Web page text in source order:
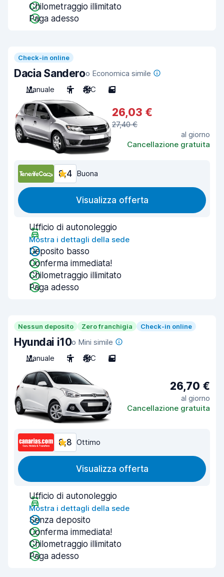
Chilometraggio illimitato
Paga adesso
Check-in online
Dacia Sanderoo Economica simile
Manuale
5 A/C 5
26,03 €
27,40 €
al giorno
Cancellazione gratuita
8,4 Buona
Visualizza offerta
Ufficio di autonoleggio
Mostra i dettagli della sede
Deposito basso
Conferma immediata!
Chilometraggio illimitato
Paga adesso
Nessun deposito Zero franchigia Check-in online
Hyundai i10o Mini simile
Manuale
5 A/C 5
26,70 €
al giorno
Cancellazione gratuita
8,8 Ottimo
Visualizza offerta
Ufficio di autonoleggio
Mostra i dettagli della sede
Senza deposito
Conferma immediata!
Chilometraggio illimitato
Paga adesso